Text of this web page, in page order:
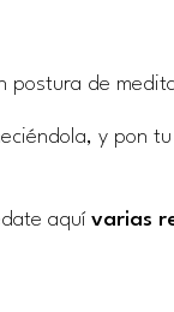
postura de
y pon
aquí varias